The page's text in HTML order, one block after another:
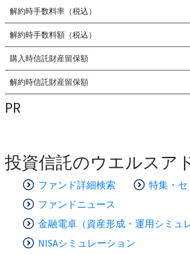
解約時手数料率（税込）
解約時手数料額（税込）
購入時信託財産留保額
解約時信託財産留保額
PR
投資信託のウエルスア
ファンド詳細検索
特集・セ
ファンドニュース
金融電卓（資産形成・運用シミュ
NISAシミュレーション